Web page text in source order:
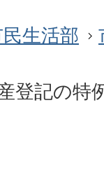
生活部
登記の特